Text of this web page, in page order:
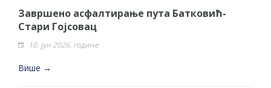
Завршено асфалтирање пута Батковић-
Стари Гојсовац
10. јун 2026. године
Више →